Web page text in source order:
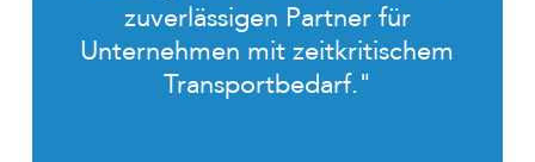
zuverlässigen Partner für
Unternehmen mit zeitkritischem
Transportbedarf."